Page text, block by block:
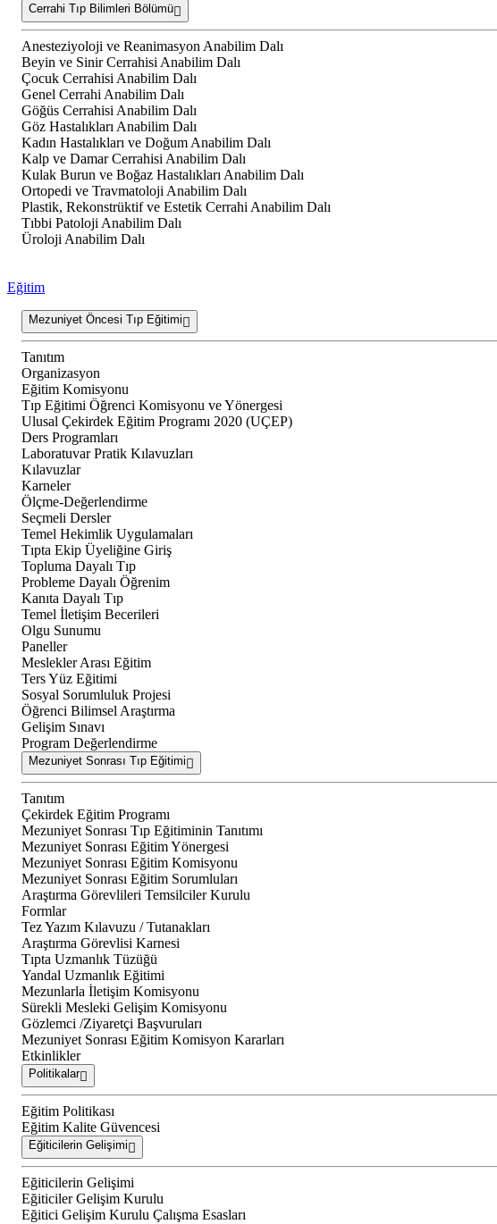
Cerrahi Tıp Bilimleri Bölümü
Anesteziyoloji ve Reanimasyon Anabilim Dalı
Beyin ve Sinir Cerrahisi Anabilim Dalı
Çocuk Cerrahisi Anabilim Dalı
Genel Cerrahi Anabilim Dalı
Göğüs Cerrahisi Anabilim Dalı
Göz Hastalıkları Anabilim Dalı
Kadın Hastalıkları ve Doğum Anabilim Dalı
Kalp ve Damar Cerrahisi Anabilim Dalı
Kulak Burun ve Boğaz Hastalıkları Anabilim Dalı
Ortopedi ve Travmatoloji Anabilim Dalı
Plastik, Rekonstrüktif ve Estetik Cerrahi Anabilim Dalı
Tıbbi Patoloji Anabilim Dalı
Üroloji Anabilim Dalı
Eğitim
Mezuniyet Öncesi Tıp Eğitimi
Tanıtım
Organizasyon
Eğitim Komisyonu
Tıp Eğitimi Öğrenci Komisyonu ve Yönergesi
Ulusal Çekirdek Eğitim Programı 2020 (UÇEP)
Ders Programları
Laboratuvar Pratik Kılavuzları
Kılavuzlar
Karneler
Ölçme-Değerlendirme
Seçmeli Dersler
Temel Hekimlik Uygulamaları
Tıpta Ekip Üyeliğine Giriş
Topluma Dayalı Tıp
Probleme Dayalı Öğrenim
Kanıta Dayalı Tıp
Temel İletişim Becerileri
Olgu Sunumu
Paneller
Meslekler Arası Eğitim
Ters Yüz Eğitimi
Sosyal Sorumluluk Projesi
Öğrenci Bilimsel Araştırma
Gelişim Sınavı
Program Değerlendirme
Mezuniyet Sonrası Tıp Eğitimi
Tanıtım
Çekirdek Eğitim Programı
Mezuniyet Sonrası Tıp Eğitiminin Tanıtımı
Mezuniyet Sonrası Eğitim Yönergesi
Mezuniyet Sonrası Eğitim Komisyonu
Mezuniyet Sonrası Eğitim Sorumluları
Araştırma Görevlileri Temsilciler Kurulu
Formlar
Tez Yazım Kılavuzu / Tutanakları
Araştırma Görevlisi Karnesi
Tıpta Uzmanlık Tüzüğü
Yandal Uzmanlık Eğitimi
Mezunlarla İletişim Komisyonu
Sürekli Mesleki Gelişim Komisyonu
Gözlemci /Ziyaretçi Başvuruları
Mezuniyet Sonrası Eğitim Komisyon Kararları
Etkinlikler
Politikalar
Eğitim Politikası
Eğitim Kalite Güvencesi
Eğiticilerin Gelişimi
Eğiticilerin Gelişimi
Eğiticiler Gelişim Kurulu
Eğitici Gelişim Kurulu Çalışma Esasları